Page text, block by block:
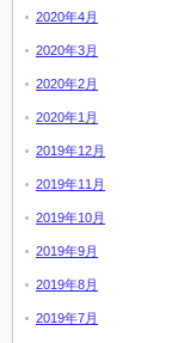
2020年4月
2020年3月
2020年2月
2020年1月
2019年12月
2019年11月
2019年10月
2019年9月
2019年8月
2019年7月